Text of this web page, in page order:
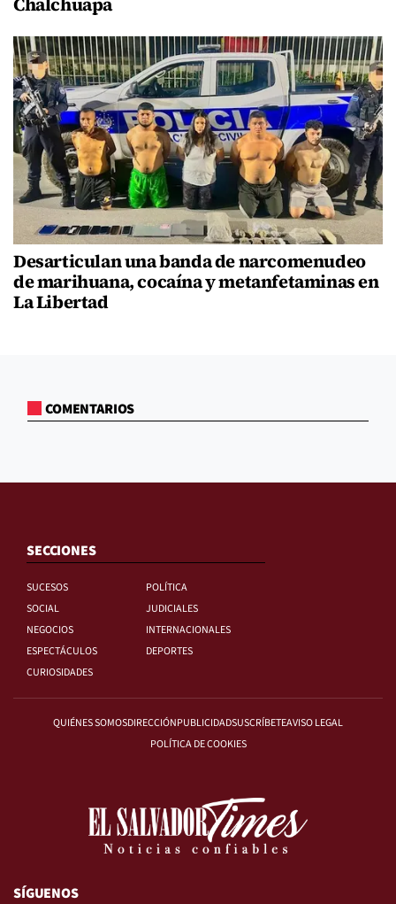
Desarticulan una banda de narcomenudeo
de marihuana, cocaína y metanfetaminas en
La Libertad
COMENTARIOS
SECCIONES
SUCESOS
POLÍTICA
SOCIAL
JUDICIALES
NEGOCIOS
INTERNACIONALES
ESPECTÁCULOS
DEPORTES
CURIOSIDADES
QUIÉNES SOMOSDIRECCIÓNPUBLICIDADSUSCRÍBETEAVISO LEGAL
POLÍTICA DE COOKIES
SÍGUENOS